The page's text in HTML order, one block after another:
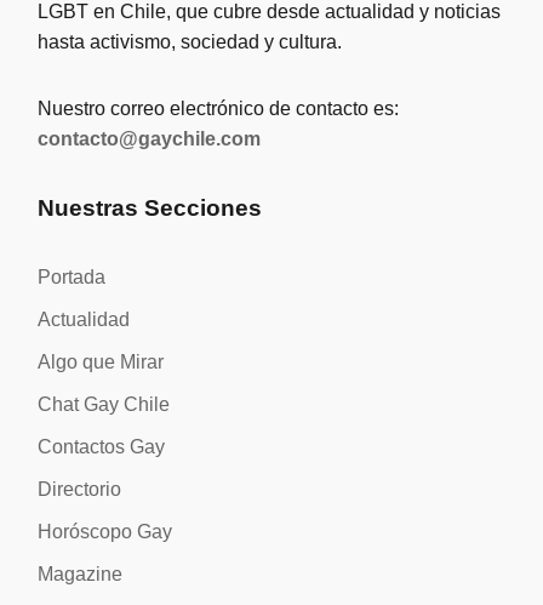
LGBT en Chile, que cubre desde actualidad y noticias
hasta activismo, sociedad y cultura.
Nuestro correo electrónico de contacto es:
contacto@gaychile.com
Nuestras Secciones
Portada
Actualidad
Algo que Mirar
Chat Gay Chile
Contactos Gay
Directorio
Horóscopo Gay
Magazine